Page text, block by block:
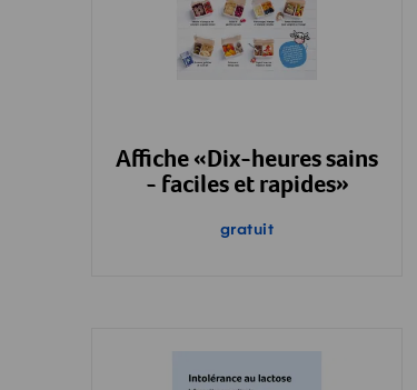
Affiche «Dix-heures sains
- faciles et rapides»
gratuit